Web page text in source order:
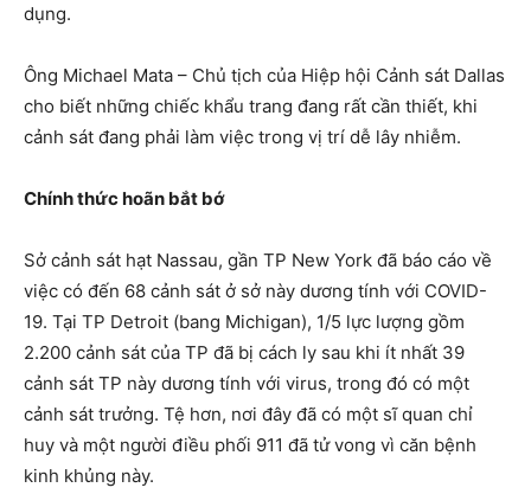
dụng.
Ông Michael Mata – Chủ tịch của Hiệp hội Cảnh sát Dallas
cho biết những chiếc khẩu trang đang rất cần thiết, khi
cảnh sát đang phải làm việc trong vị trí dễ lây nhiễm.
Chính thức hoãn bắt bớ
Sở cảnh sát hạt Nassau, gần TP New York đã báo cáo về
việc có đến 68 cảnh sát ở sở này dương tính với COVID-
19. Tại TP Detroit (bang Michigan), 1/5 lực lượng gồm
2.200 cảnh sát của TP đã bị cách ly sau khi ít nhất 39
cảnh sát TP này dương tính với virus, trong đó có một
cảnh sát trưởng. Tệ hơn, nơi đây đã có một sĩ quan chỉ
huy và một người điều phối 911 đã tử vong vì căn bệnh
kinh khủng này.